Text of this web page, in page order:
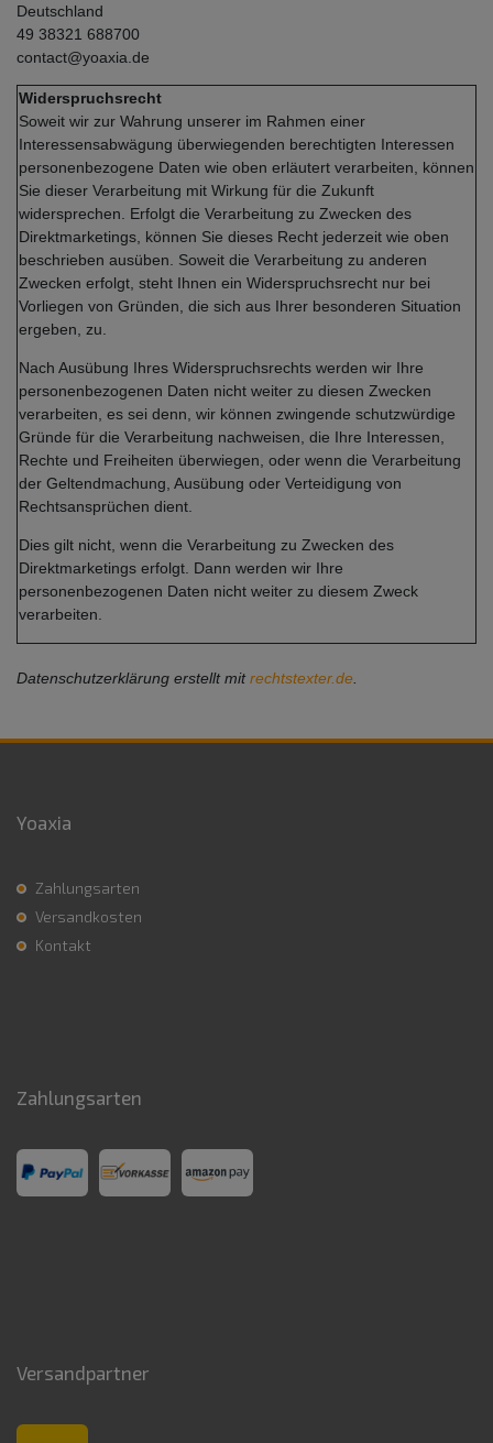
Deutschland
49 38321 688700
contact@yoaxia.de
Widerspruchsrecht
Soweit wir zur Wahrung unserer im Rahmen einer
Interessensabwägung überwiegenden berechtigten Interessen
personenbezogene Daten wie oben erläutert verarbeiten, können
Sie dieser Verarbeitung mit Wirkung für die Zukunft
widersprechen. Erfolgt die Verarbeitung zu Zwecken des
Direktmarketings, können Sie dieses Recht jederzeit wie oben
beschrieben ausüben. Soweit die Verarbeitung zu anderen
Zwecken erfolgt, steht Ihnen ein Widerspruchsrecht nur bei
Vorliegen von Gründen, die sich aus Ihrer besonderen Situation
ergeben, zu.
Nach Ausübung Ihres Widerspruchsrechts werden wir Ihre
personenbezogenen Daten nicht weiter zu diesen Zwecken
verarbeiten, es sei denn, wir können zwingende schutzwürdige
Gründe für die Verarbeitung nachweisen, die Ihre Interessen,
Rechte und Freiheiten überwiegen, oder wenn die Verarbeitung
der Geltendmachung, Ausübung oder Verteidigung von
Rechtsansprüchen dient.
Dies gilt nicht, wenn die Verarbeitung zu Zwecken des
Direktmarketings erfolgt. Dann werden wir Ihre
personenbezogenen Daten nicht weiter zu diesem Zweck
verarbeiten.
Datenschutzerklärung erstellt mitrechtstexter.de
Yoaxia
Zahlungsarten
Versandkosten
Kontakt
Zahlungsarten
Versandpartner